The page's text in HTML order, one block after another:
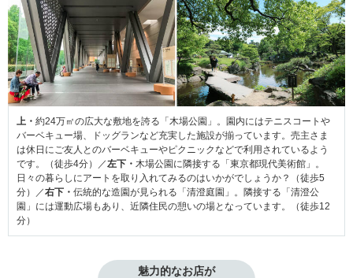
上・ 約24万㎡の広大な敷地を誇る「木場公園」。園内にはテニスコートや
バーベキュー場、ドッグランなど充実した施設が揃っています。売主さま
は休日にご友人とのバーベキューやピクニックなどで利用されているよう
です。（徒歩4分）／左下・ 木場公園に隣接する「東京都現代美術館」。
日々の暮らしにアートを取り入れてみるのはいかがでしょうか？（徒歩5
分）／右下・ 伝統的な造園が見られる「清澄庭園」。隣接する「清澄公
園」には運動広場もあり、近隣住民の憩いの場となっています。（徒歩12
分）
魅力的なお店が